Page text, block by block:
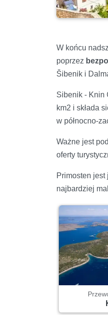
W końcu
poprzez
Šibenik i
Sibenik - Knin
km2 i składa
w północno-
Ważne jest
oferty
Primosten
najbardziej